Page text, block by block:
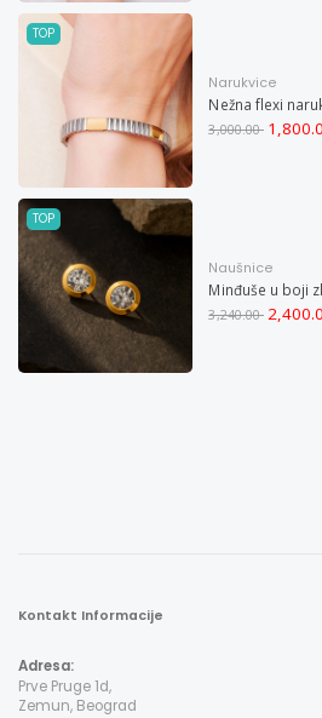
TOP
Narukvice
3,000.00
TOP
Naušnice
3,240.00
Kontakt Informacije
Adresa:
Prve Pruge 1d,
Zemun, Beograd